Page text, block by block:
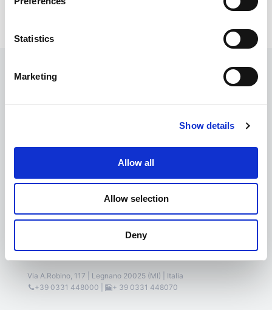
Statistics
Marketing
Show details
Allow all
Allow selection
Deny
Valvola a Cursore Assiale
Regolatori unidirezionali
Regolatori di scarico
Sede Legale e Operativa
Via A.Robino, 117 | Legnano 20025 (MI) | Italia
+39 0331 448000
+ 39 0331 448070